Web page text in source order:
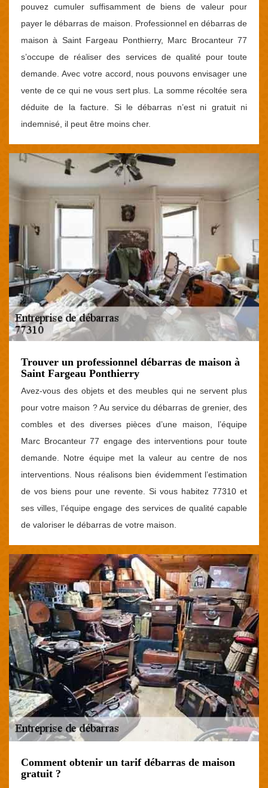
pouvez cumuler suffisamment de biens de valeur pour
payer le débarras de maison. Professionnel en débarras de
maison à Saint Fargeau Ponthierry, Marc Brocanteur 77
s’occupe de réaliser des services de qualité pour toute
demande. Avec votre accord, nous pouvons envisager une
vente de ce qui ne vous sert plus. La somme récoltée sera
déduite de la facture. Si le débarras n’est ni gratuit ni
indemnisé, il peut être moins cher.
Trouver un professionnel débarras de maison à
Saint Fargeau Ponthierry
Avez-vous des objets et des meubles qui ne servent plus
pour votre maison ? Au service du débarras de grenier, des
combles et des diverses pièces d’une maison, l’équipe
Marc Brocanteur 77 engage des interventions pour toute
demande. Notre équipe met la valeur au centre de nos
interventions. Nous réalisons bien évidemment l’estimation
de vos biens pour une revente. Si vous habitez 77310 et
ses villes, l’équipe engage des services de qualité capable
de valoriser le débarras de votre maison.
Comment obtenir un tarif débarras de maison
gratuit ?